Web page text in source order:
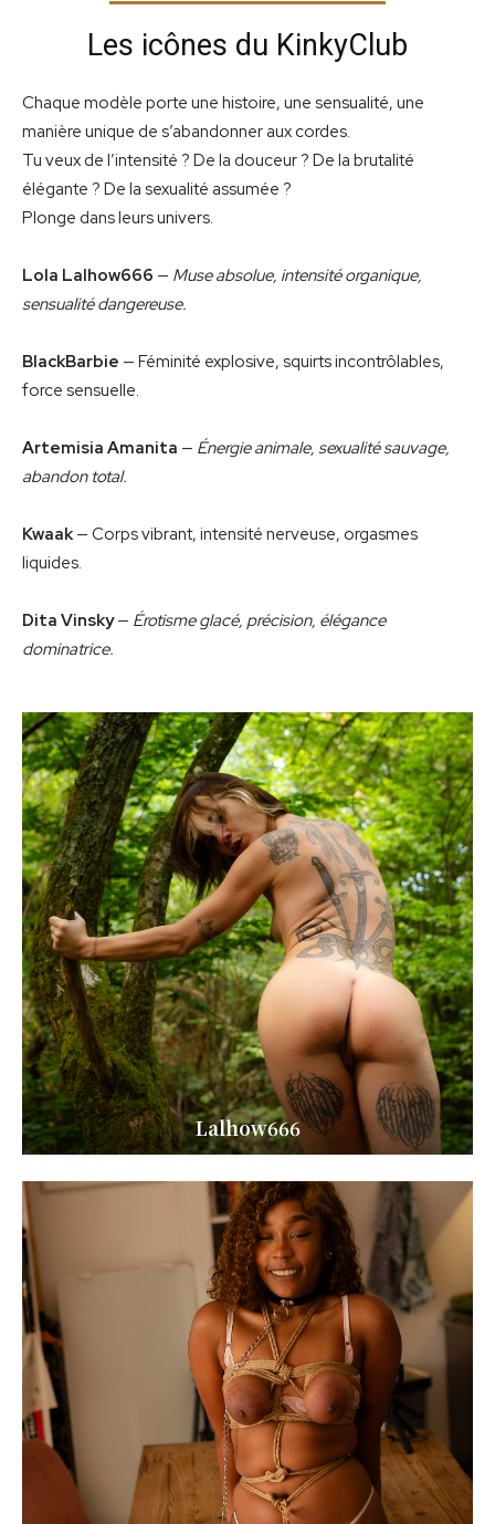
Les icônes du KinkyClub
Chaque modèle porte une histoire, une sensualité, une
manière unique de s’abandonner aux cordes.
Tu veux de l’intensité ? De la douceur ? De la brutalité
élégante ? De la sexualité assumée ?
Plonge dans leurs univers.
Lola Lalhow666 — Muse absolue, intensité organique,
sensualité dangereuse.
BlackBarbie — Féminité explosive, squirts incontrôlables,
force sensuelle.
Artemisia Amanita — Énergie animale, sexualité sauvage,
abandon total.
Kwaak— Corps vibrant, intensité nerveuse, orgasmes
liquides.
Dita Vinsky— Érotisme glacé, précision, élégance
dominatrice.
Lalhow666